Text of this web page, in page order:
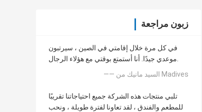
زبون مراجعة
في كل مرة خلال إقامتي في الصين ، سيرتبون
موعدي جيدًا. أنا أستمتع بوقتي مع هؤلاء الرجال.
—— السيد مانيك من Madives
تلبي منتجات هذه الشركة جميع احتياجاتنا تقريبًا
للمطعم والفندق ، لقد تعاونا لفترة طويلة ، ونحب